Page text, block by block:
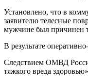
Установлено, что в
заявителю телесные
мужчине был причинен
В результате
Следствием ОМВД
тяжкого вреда